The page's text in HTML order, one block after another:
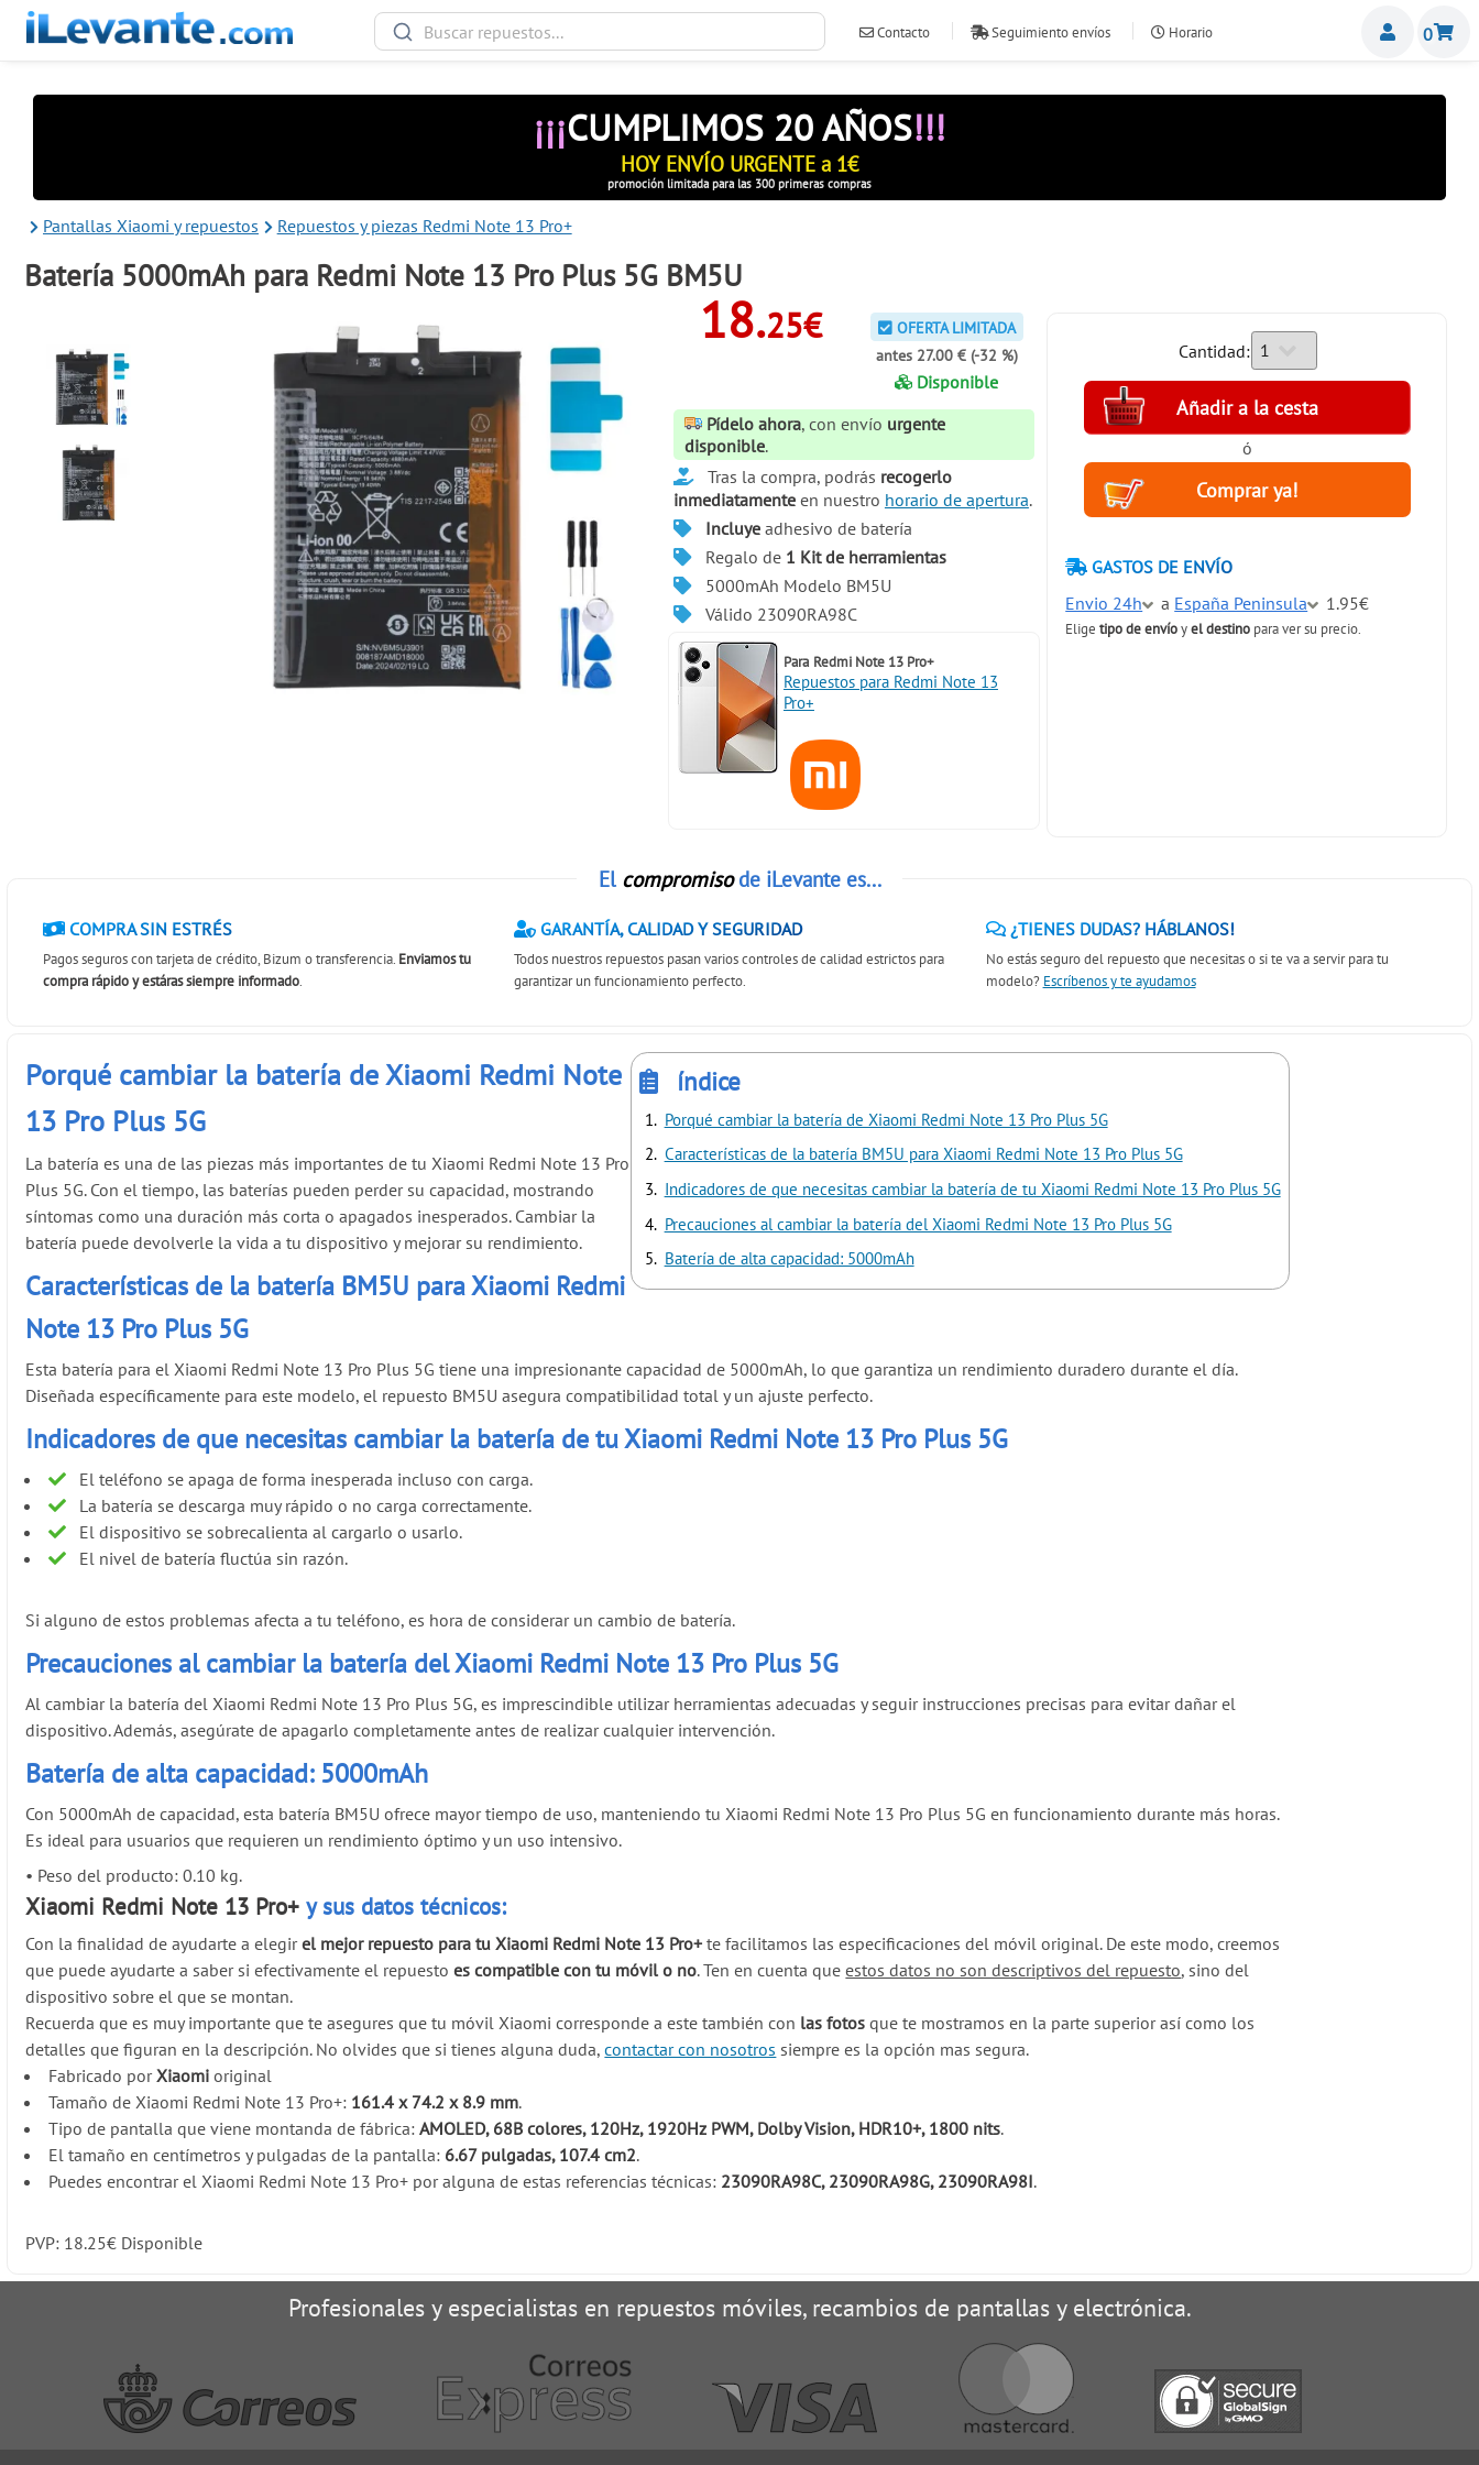
Contacto Seguimiento envíos Horario
ventas@ilevante.com
0
¡¡¡CUMPLIMOS 20 AÑOS!!!
HOY ENVÍO URGENTE a 1€
promoción limitada para las 300 primeras compras
Pantallas Xiaomi y repuestos Repuestos y piezas Redmi Note 13 Pro+
Batería 5000mAh para Redmi Note 13 Pro Plus 5G BM5U
18.25€
OFERTA LIMITADA
antes 27.00 € (-32 %)
Disponible
Pídelo ahora, con envío urgente
disponible.
Tras la compra, podrás recogerlo
inmediatamenteen nuestro horario de apertura.
Incluyeadhesivo de batería
Regalo de 1 Kit de herramientas
5000mAh Modelo BM5U
Válido 23090RA98C
Para Redmi Note 13 Pro+
Repuestos para Redmi Note 13
Pro+
Cantidad:
ó
GASTOS DE ENVÍO
Envio 24h
a España Peninsula 1.95€
Eligetipo de envíoyel destino para ver su precio.
El compromisode iLevante es...
COMPRA SIN ESTRÉS
Pagos seguros con tarjeta de crédito, Bizum o transferencia. Enviamos tu
compra rápido y estáras siempre informado.
GARANTÍA, CALIDAD Y SEGURIDAD
Todos nuestros repuestos pasan varios controles de calidad estrictos para
garantizar un funcionamiento perfecto.
¿TIENES DUDAS? HÁBLANOS!
No estás seguro del repuesto que necesitas o si te va a servir para tu
modelo? Escríbenos y te ayudamos
índice
Porqué cambiar la batería de Xiaomi Redmi Note 13 Pro Plus 5G
Características de la batería BM5U para Xiaomi Redmi Note 13 Pro Plus 5G
Indicadores de que necesitas cambiar la batería de tu Xiaomi Redmi Note 13 Pro Plus 5G
Precauciones al cambiar la batería del Xiaomi Redmi Note 13 Pro Plus 5G
Batería de alta capacidad: 5000mAh
Porqué cambiar la batería de Xiaomi Redmi Note
13 Pro Plus 5G
La batería es una de las piezas más importantes de tu Xiaomi Redmi Note 13 Pro
Plus 5G. Con el tiempo, las baterías pueden perder su capacidad, mostrando
síntomas como una duración más corta o apagados inesperados. Cambiar la
batería puede devolverle la vida a tu dispositivo y mejorar su rendimiento.
Características de la batería BM5U para Xiaomi Redmi
Note 13 Pro Plus 5G
Esta batería para el Xiaomi Redmi Note 13 Pro Plus 5G tiene una impresionante capacidad de 5000mAh, lo que garantiza un rendimiento duradero durante el día.
Diseñada específicamente para este modelo, el repuesto BM5U asegura compatibilidad total y un ajuste perfecto.
Indicadores de que necesitas cambiar la batería de tu Xiaomi Redmi Note 13 Pro Plus 5G
El teléfono se apaga de forma inesperada incluso con carga.
La batería se descarga muy rápido o no carga correctamente.
El dispositivo se sobrecalienta al cargarlo o usarlo.
El nivel de batería fluctúa sin razón.
Si alguno de estos problemas afecta a tu teléfono, es hora de considerar un cambio de batería.
Precauciones al cambiar la batería del Xiaomi Redmi Note 13 Pro Plus 5G
Al cambiar la batería del Xiaomi Redmi Note 13 Pro Plus 5G, es imprescindible utilizar herramientas adecuadas y seguir instrucciones precisas para evitar dañar el
dispositivo. Además, asegúrate de apagarlo completamente antes de realizar cualquier intervención.
Batería de alta capacidad: 5000mAh
Con 5000mAh de capacidad, esta batería BM5U ofrece mayor tiempo de uso, manteniendo tu Xiaomi Redmi Note 13 Pro Plus 5G en funcionamiento durante más horas.
Es ideal para usuarios que requieren un rendimiento óptimo y un uso intensivo.
• Peso del producto: 0.10 kg.
Xiaomi Redmi Note 13 Pro+ y sus datos técnicos:
Con la finalidad de ayudarte a elegirel mejor repuesto para tu Xiaomi Redmi Note 13 Pro+ te facilitamos las especificaciones del móvil original. De este modo, creemos
que puede ayudarte a saber si efectivamente el repuestoes compatible con tu móvil o no. Ten en cuenta queestos datos no son descriptivos del repuesto, sino del
dispositivo sobre el que se montan.
Recuerda que es muy importante que te asegures que tu móvil Xiaomi corresponde a este también con las fotos que te mostramos en la parte superior así como los
detalles que figuran en la descripción. No olvides que si tienes alguna duda,contactar con nosotros siempre es la opción mas segura.
Fabricado porXiaomi original
Tamaño de Xiaomi Redmi Note 13 Pro+: 161.4 x 74.2 x 8.9 mm.
Tipo de pantalla que viene montanda de fábrica:AMOLED, 68B colores, 120Hz, 1920Hz PWM, Dolby Vision, HDR10+, 1800 nits.
El tamaño en centímetros y pulgadas de la pantalla: 6.67 pulgadas, 107.4 cm2.
Puedes encontrar el Xiaomi Redmi Note 13 Pro+ por alguna de estas referencias técnicas: 23090RA98C, 23090RA98G, 23090RA98I.
PVP: 18.25€ Disponible
Profesionales y especialistas en repuestos móviles, recambios de pantallas y electrónica.